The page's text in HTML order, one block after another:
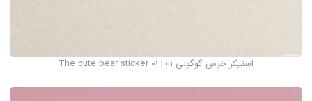
استیکر خرس گوگولی 01 | The cute bear sticker 01